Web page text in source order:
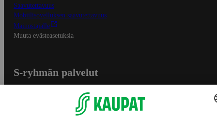
Saavutettavuus
Mobiilisovelluksen saavutettavuus
Mainostajalle
Muuta evästeasetuksia
S-ryhmän palvelut